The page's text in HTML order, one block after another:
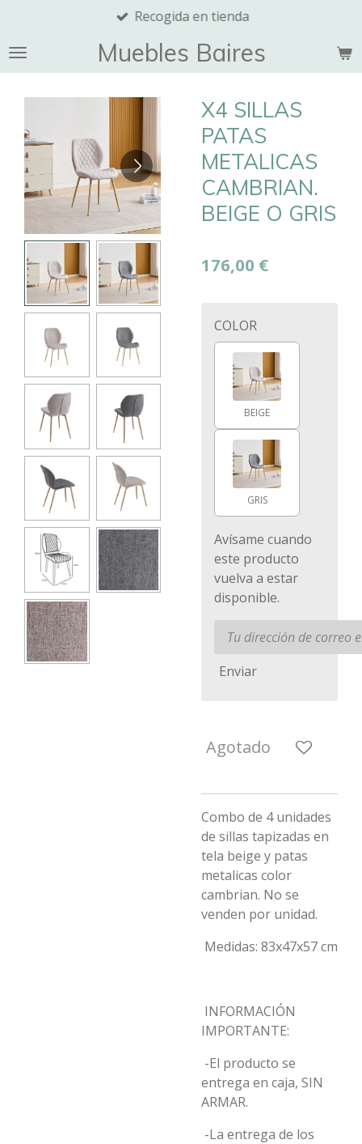
contenido
principal
Muebles Baires
Recogida en tienda
X4 SILLAS
PATAS
METALICAS
CAMBRIAN.
BEIGE O GRIS
176,00 €
COLOR
BEIGE
GRIS
Avísame cuando
este producto
vuelva a estar
disponible.
Enviar
Agotado
Combo de 4 unidades
de sillas tapizadas en
tela beige y patas
metalicas color
cambrian. No se
venden por unidad.
Medidas: 83x47x57 cm
INFORMACIÓN
IMPORTANTE:
-El producto se
entrega en caja, SIN
ARMAR.
-La entrega de los